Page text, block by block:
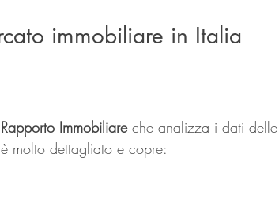
immobiliare in Italia
Rapporto Immobiliare che analizza i dati delle
molto dettagliato e copre: